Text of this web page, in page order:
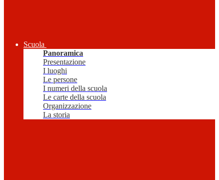
Scuola
Panoramica
Presentazione
I luoghi
Le persone
I numeri della scuola
Le carte della scuola
Organizzazione
La storia